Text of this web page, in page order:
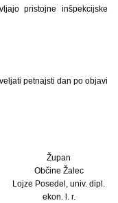
pristojne inšpekcijske
petnajsti dan po objavi
Župan
Občine Žalec
Lojze Posedel, univ. dipl.
ekon. l. r.